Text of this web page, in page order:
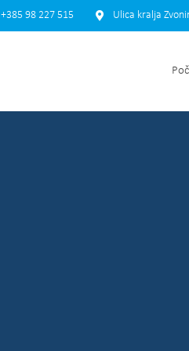
+385 98 227 515 Ulica kralja